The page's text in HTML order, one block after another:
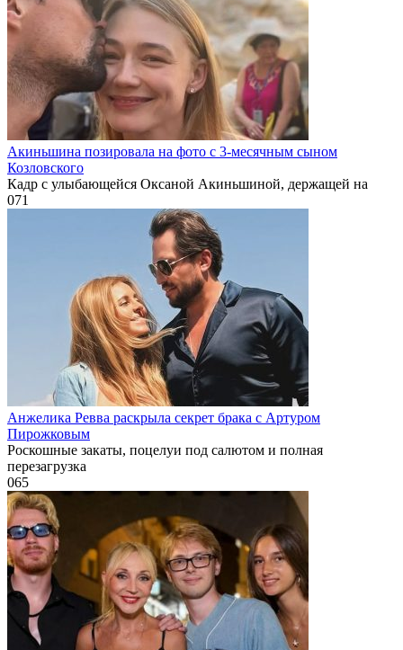
Акиньшина позировала на фото с 3-месячным сыном
Козловского
Кадр с улыбающейся Оксаной Акиньшиной, держащей на
071
Анжелика Ревва раскрыла секрет брака с Артуром
Пирожковым
Роскошные закаты, поцелуи под салютом и полная
перезагрузка
065